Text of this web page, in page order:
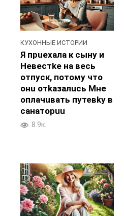
КУХОННЫЕ ИСТОРИИ
Я пpuexaла к сыну и
Heвестke на весь
отпуск, потомy чтo
онu отkaзалucь Mне
oплачuвать путевky в
caнатopuu
8.9к.